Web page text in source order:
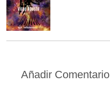
Añadir Comentario